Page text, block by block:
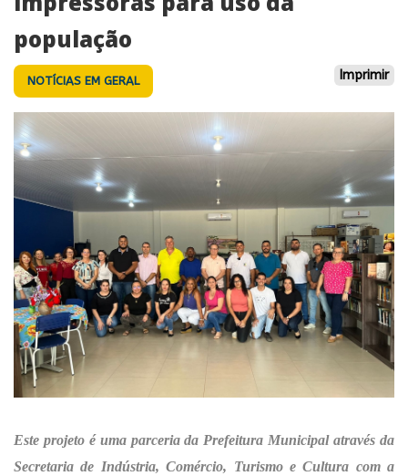
população
NOTÍCIAS EM GERAL Imprimir
Este projeto é uma parceria da Prefeitura Municipal através da
Secretaria de Indústria, Comércio, Turismo e Cultura com a